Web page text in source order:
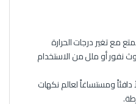
مع تغير درجات الحرارة
نفور أو ملل من الاستخدام
ومستساغاً لعالم نكهات